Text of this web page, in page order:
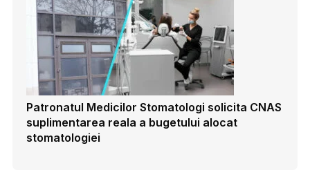
Patronatul Medicilor Stomatologi solicita CNAS
suplimentarea reala a bugetului alocat
stomatologiei